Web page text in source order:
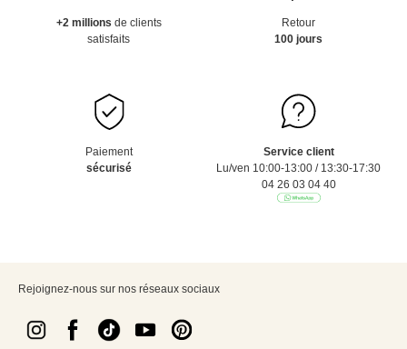
+2 millions de clients
satisfaits
Retour
100 jours
Paiement
sécurisé
Service client
Lu/ven 10:00-13:00 / 13:30-17:30
04 26 03 04 40
Rejoignez-nous sur nos réseaux sociaux